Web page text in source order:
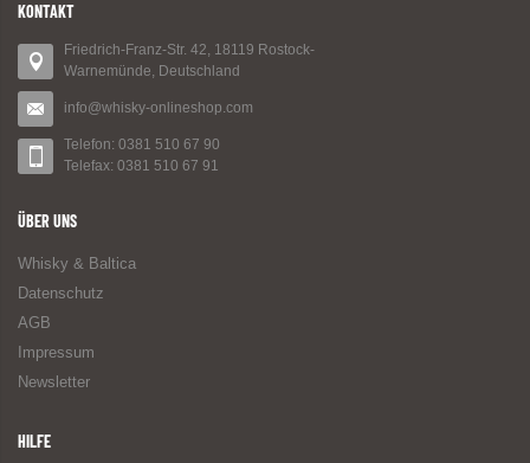
KONTAKT
Friedrich-Franz-Str. 42, 18119 Rostock-
Warnemünde, Deutschland
info@whisky-onlineshop.com
Telefon: 0381 510 67 90
Telefax: 0381 510 67 91
ÜBER UNS
Whisky & Baltica
Datenschutz
AGB
Impressum
Newsletter
HILFE